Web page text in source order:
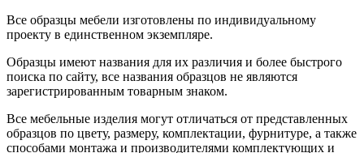
Все образцы мебели изготовлены по индивидуальному
проекту в единственном экземпляре.
Образцы имеют названия для их различия и более быстрого
поиска по сайту, все названия образцов не являются
зарегистрированным товарным знаком.
Все мебельные изделия могут отличаться от представленных
образцов по цвету, размеру, комплектации, фурнитуре, а также
способами монтажа и производителями комплектующих и